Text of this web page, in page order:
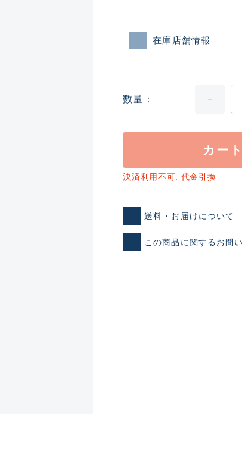
新古品（メーカー問屋から
品）
※店頭展示時の置き傷が付いて
在庫店舗情報
数量
カー
決済利用不可: 代金引換
送料・お届けについて
この商品に関するお問